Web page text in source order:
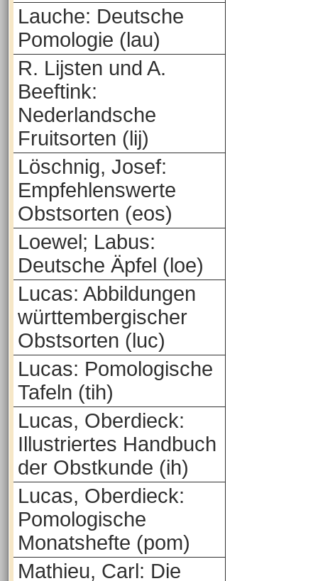
Lauche: Deutsche
Pomologie (lau)
R. Lijsten und A.
Beeftink:
Nederlandsche
Fruitsorten (lij)
Löschnig, Josef:
Empfehlenswerte
Obstsorten (eos)
Loewel; Labus:
Deutsche Äpfel (loe)
Lucas: Abbildungen
württembergischer
Obstsorten (luc)
Lucas: Pomologische
Tafeln (tih)
Lucas, Oberdieck:
Illustriertes Handbuch
der Obstkunde (ih)
Lucas, Oberdieck:
Pomologische
Monatshefte (pom)
Mathieu, Carl: Die